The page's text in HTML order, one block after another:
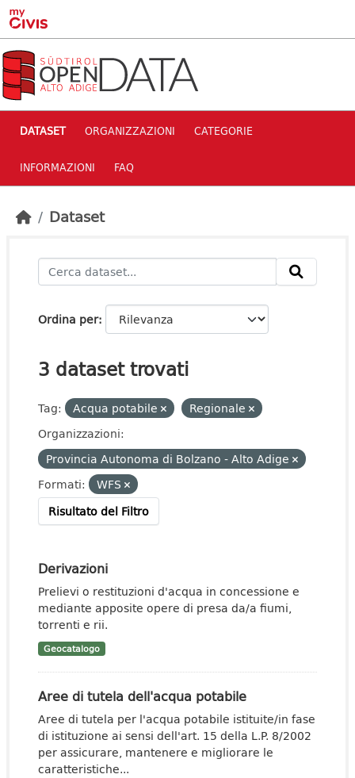
Skip to main content
DATASET ORGANIZZAZIONI CATEGORIE
INFORMAZIONI FAQ
Dataset
Ordina per
3 dataset trovati
Tag: Acqua potabile
Regionale
Organizzazioni:
Provincia Autonoma di Bolzano - Alto Adige
Formati:
WFS
Risultato del Filtro
Derivazioni
Prelievi o restituzioni d'acqua in concessione e
mediante apposite opere di presa da/a fiumi,
torrenti e rii.
Geocatalogo
Aree di tutela dell'acqua potabile
Aree di tutela per l'acqua potabile istituite/in fase
di istituzione ai sensi dell'art. 15 della L.P. 8/2002
per assicurare, mantenere e migliorare le
caratteristiche...